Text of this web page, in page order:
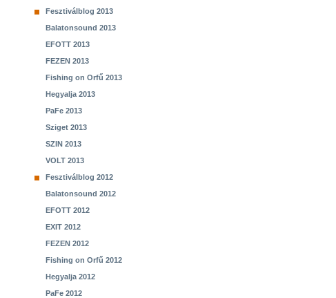
Fesztiválblog 2013
Balatonsound 2013
EFOTT 2013
FEZEN 2013
Fishing on Orfű 2013
Hegyalja 2013
PaFe 2013
Sziget 2013
SZIN 2013
VOLT 2013
Fesztiválblog 2012
Balatonsound 2012
EFOTT 2012
EXIT 2012
FEZEN 2012
Fishing on Orfű 2012
Hegyalja 2012
PaFe 2012